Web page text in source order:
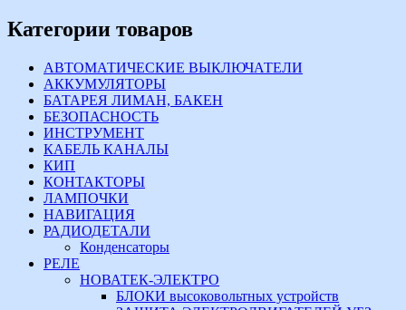
Категории товаров
АВТОМАТИЧЕСКИЕ ВЫКЛЮЧАТЕЛИ
АККУМУЛЯТОРЫ
БАТАРЕЯ ЛИМАН, БАКЕН
БЕЗОПАСНОСТЬ
ИНСТРУМЕНТ
КАБЕЛЬ КАНАЛЫ
КИП
КОНТАКТОРЫ
ЛАМПОЧКИ
НАВИГАЦИЯ
РАДИОДЕТАЛИ
Конденсаторы
РЕЛЕ
НОВАТЕК-ЭЛЕКТРО
БЛОКИ высоковольтных устройств